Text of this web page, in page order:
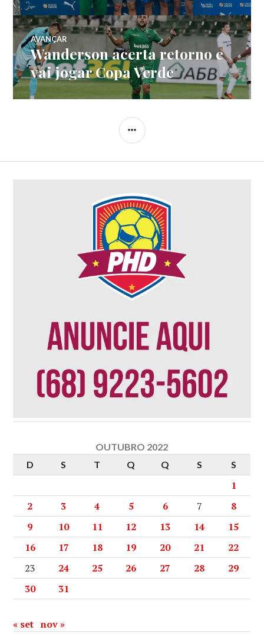
AVANÇAR
Wanderson acerta retorno e
vai jogar Copa Verde
OUTUBRO 2022
D
S T Q Q S S
1
2
3 4 5 6 7
8
9
10 11 12 13 14
15
16
17 18 19 20 21
22
23
24 25 26 27 28
29
30
31
« set nov »